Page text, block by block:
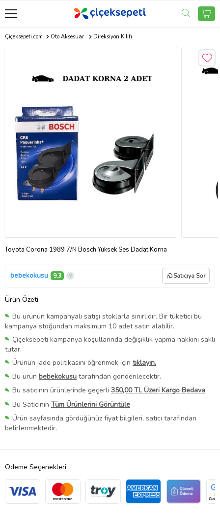
Çiçeksepeti.com Oto Aksesuar Direksiyon Kılıfı
Toyota Corona 1989 7/N Bosch Yüksek Ses Dadat Korna
bebekokusu 9,3 Satıcıya Sor
Ürün Özeti
Bu ürünün kampanyalı satışı stoklarla sınırlıdır. Bir tüketici bu
kampanya stoğundan maksimum 10 adet satın alabilir.
Çiçeksepeti kampanya koşullarında değişiklik yapma hakkını saklı
tutar.
Ürünün iade politikasını öğrenmek için tıklayın.
Bu ürün bebekokusu tarafından gönderilecektir.
Bu satıcının ürünlerinde geçerli 350,00 TL Üzeri Kargo Bedava
Bu Satıcının Tüm Ürünlerini Görüntüle
Ürün sayfasında gördüğünüz fiyat bilgileri, satıcı tarafından
belirlenmektedir.
Ödeme Seçenekleri